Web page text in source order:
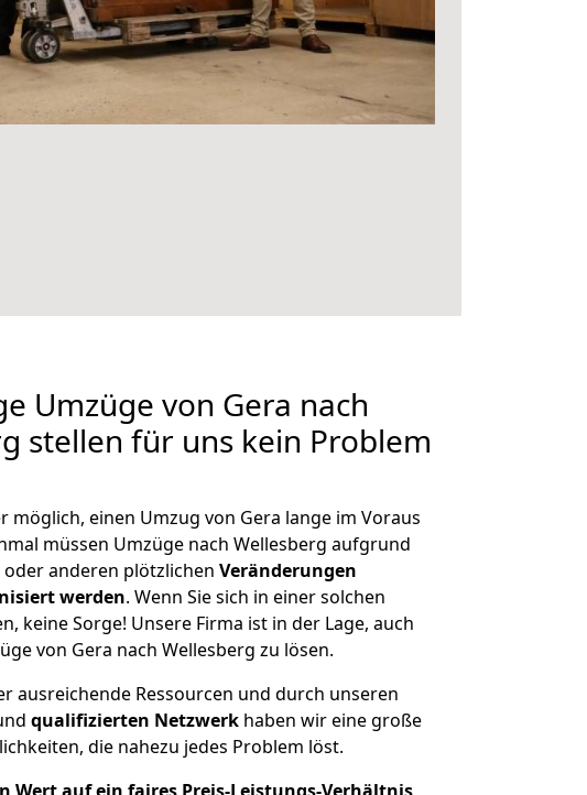
Umzüge von Gera nach
stellen für uns kein Problem
möglich, einen Umzug von Gera lange im Voraus
müssen Umzüge nach Wellesberg aufgrund
oder anderen plötzlichen Veränderungen
werden. Wenn Sie sich in einer solchen
keine Sorge! Unsere Firma ist in der Lage, auch
von Gera nach Wellesberg zu lösen.
ausreichende Ressourcen und durch unseren
qualifizierten Netzwerk haben wir eine große
die nahezu jedes Problem löst.